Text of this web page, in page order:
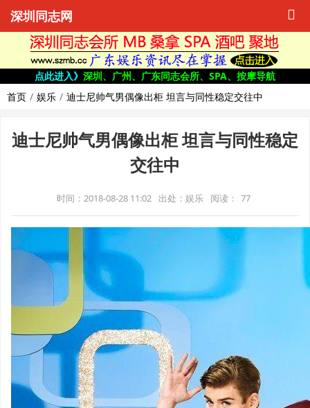
深圳同志网
点此进入》 深圳、广州、广东同志会所、SPA、按摩导航
首页
娱乐 迪士尼帅气男偶像出柜 坦言与同性稳定交往中
迪士尼帅气男偶像出柜 坦言与同性稳定
交往中
时间：2018-08-28 11:02 出处：娱乐 阅读： 77